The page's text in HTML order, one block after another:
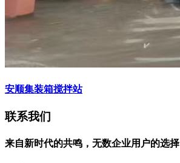
安顺集装箱搅拌站
联系我们
来自新时代的共鸣，无数企业用户的选择